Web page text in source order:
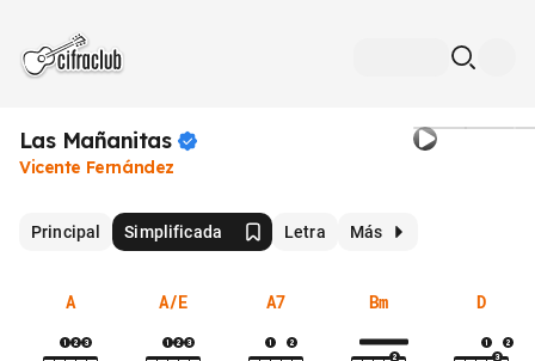
Las Mañanitas
Vicente Fernández
Principal Simplificada Letra Más
A A/E A7 Bm D